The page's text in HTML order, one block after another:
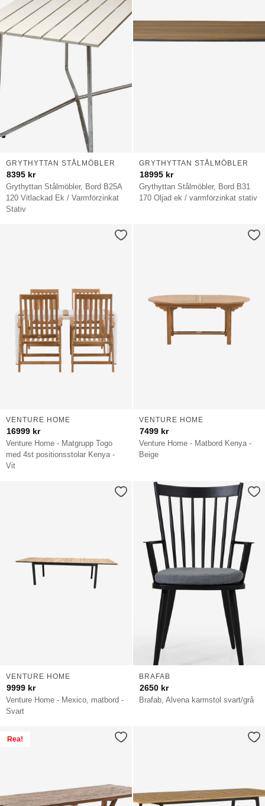
Grythyttan Stålmöbler, Bord B25A
120 Vitlackad Ek / Varmförzinkat
Stativ
GRYTHYTTAN STÅLMÖBLER
8395 kr
Grythyttan Stålmöbler, Bord B31
170 Oljad ek / varmförzinkat stativ
GRYTHYTTAN STÅLMÖBLER
18995 kr
Venture Home - Matgrupp Togo
med 4st positionsstolar Kenya -
Vit
VENTURE HOME
16999 kr
Venture Home - Matbord Kenya -
Beige
VENTURE HOME
7499 kr
Venture Home - Mexico, matbord -
Svart
VENTURE HOME
9999 kr
Brafab, Alvena karmstol svart/grå
BRAFAB
2650 kr
Rea!